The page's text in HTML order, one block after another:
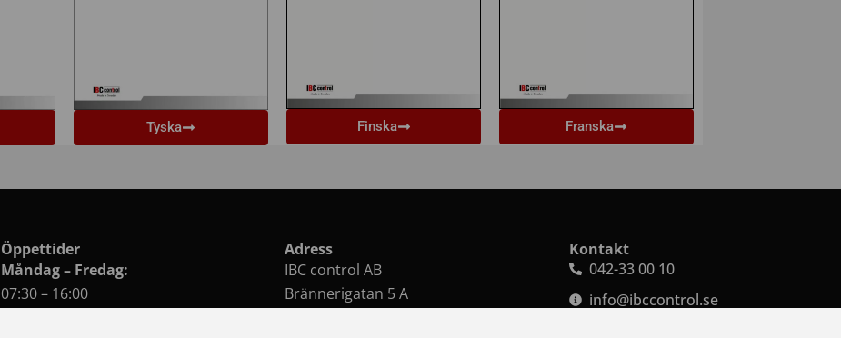
Tyska Finska Franska
Öppettider
Måndag – Fredag:
07:30 – 16:00
Adress
IBC control AB
Brännerigatan 5 A
Kontakt
042-33 00 10
info@ibccontrol.se